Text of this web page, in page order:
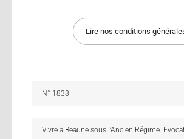
Lire nos conditions